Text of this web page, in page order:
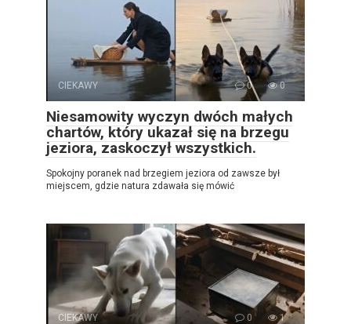
CIEKAWY 0 0
Niesamowity wyczyn dwóch małych
chartów, który ukazał się na brzegu
jeziora, zaskoczył wszystkich.
Spokojny poranek nad brzegiem jeziora od zawsze był
miejscem, gdzie natura zdawała się mówić
CIEKAWY 0 1